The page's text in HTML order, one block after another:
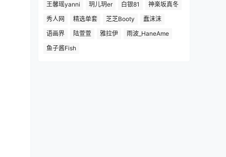
王馨瑶yanni
玥儿玥er 白银81
神楽坂真冬
秀人网
精选单套 芝芝Booty
蠢沫沫
语画界
陆萱萱 雅拉伊
雨波_HaneAme
鱼子酱Fish